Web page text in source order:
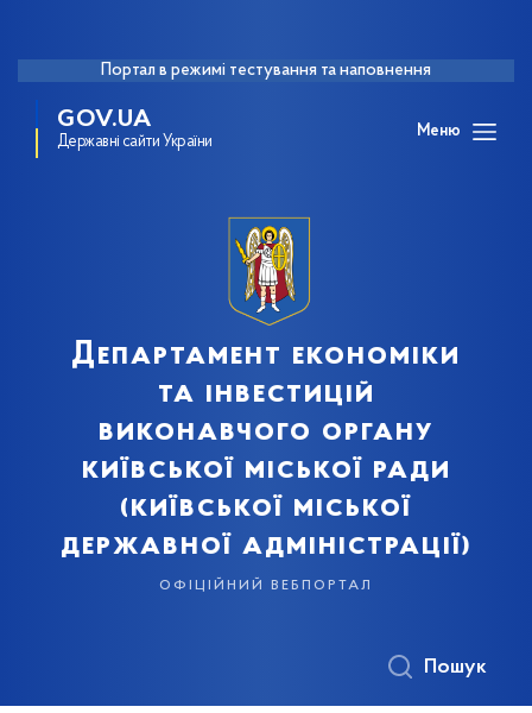
Портал в режимі тестування та наповнення
GOV.UA
Державні сайти України
Меню
Департамент економіки
та інвестицій
виконавчого органу
київської міської ради
(київської міської
державної адміністрації)
офіційний вебпортал
Пошук